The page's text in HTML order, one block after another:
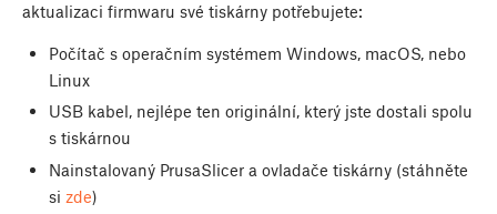
aktualizaci firmwaru své tiskárny potřebujete:
Počítač s operačním systémem Windows, macOS, nebo
Linux
USB kabel, nejlépe ten originální, který jste dostali spolu
s tiskárnou
Nainstalovaný PrusaSlicer a ovladače tiskárny (stáhněte
si zde)